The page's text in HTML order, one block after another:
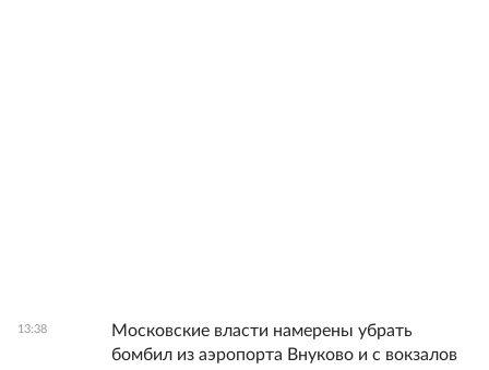
13:38
Московские власти намерены убрать
бомбил из аэропорта Внуково и с вокзалов